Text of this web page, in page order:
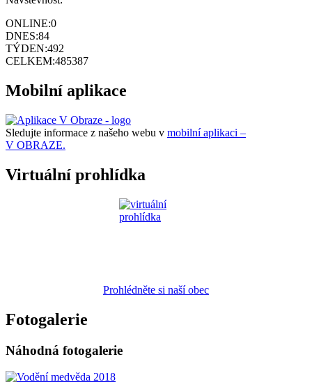
ONLINE:0
DNES:84
TÝDEN:492
CELKEM:485387
Mobilní aplikace
Sledujte informace z našeho webu v mobilní aplikaci –
V OBRAZE.
Virtuální prohlídka
Prohlédněte si naší obec
Fotogalerie
Náhodná fotogalerie